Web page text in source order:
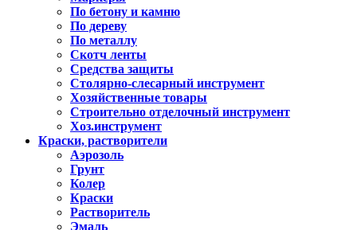
По бетону и камню
По дереву
По металлу
Скотч ленты
Средства защиты
Столярно-слесарный инструмент
Хозяйственные товары
Строительно отделочный инструмент
Хоз.инструмент
Краски, растворители
Аэрозоль
Грунт
Колер
Краски
Растворитель
Эмаль